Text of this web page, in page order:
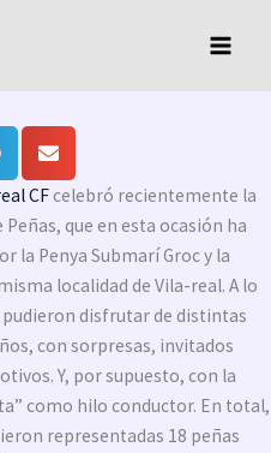
CF reúne a 300 peñistas
CFcelebró recientemente la
que en esta ocasión ha
la Penya Submarí Groc y la
localidad de Vila-real. A lo
disfrutar de distintas
con sorpresas, invitados
Y, por supuesto, con la
como hilo conductor. En total,
representadas 18 peñas